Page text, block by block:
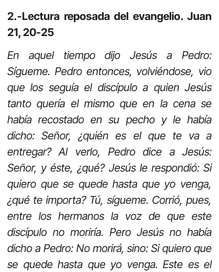
2.-Lectura reposada del evangelio. Juan
21, 20-25
En aquel tiempo dijo Jesús a Pedro:
Sígueme. Pedro entonces, volviéndose, vio
que los seguía el discípulo a quien Jesús
tanto quería el mismo que en la cena se
había recostado en su pecho y le había
dicho: Señor, ¿quién es el que te va a
entregar? Al verlo, Pedro dice a Jesús:
Señor, y éste, ¿qué? Jesús le respondió: Si
quiero que se quede hasta que yo venga,
¿qué te importa? Tú, sígueme. Corrió, pues,
entre los hermanos la voz de que este
discípulo no moriría. Pero Jesús no había
dicho a Pedro: No morirá, sino: Si quiero que
se quede hasta que yo venga. Este es el